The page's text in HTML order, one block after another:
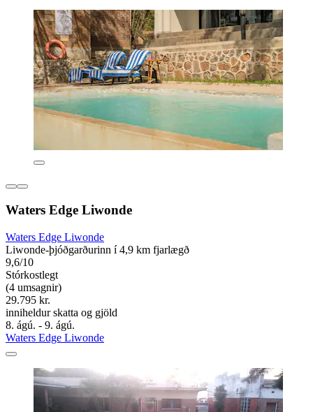
Waters Edge Liwonde
Waters Edge Liwonde
Liwonde-þjóðgarðurinn í 4,9 km fjarlægð
9,6/10
Stórkostlegt
(4 umsagnir)
29.795 kr.
inniheldur skatta og gjöld
8. ágú. - 9. ágú.
Waters Edge Liwonde